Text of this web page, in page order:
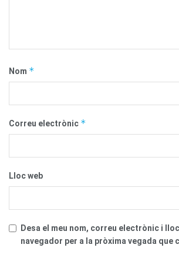
Nom *
Correu electrònic *
Lloc web
Desa el meu nom, correu electrònic i
navegador per a la pròxima vegada que